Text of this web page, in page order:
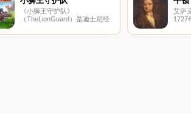
《小狮王守护队》
（TheLionGuard）是迪士尼经
品。
艾萨
1727